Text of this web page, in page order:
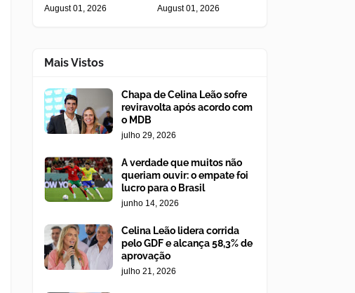
August 01, 2026 August 01, 2026
Mais Vistos
Chapa de Celina Leão sofre
reviravolta após acordo com
o MDB
julho 29, 2026
A verdade que muitos não
queriam ouvir: o empate foi
lucro para o Brasil
junho 14, 2026
Celina Leão lidera corrida
pelo GDF e alcança 58,3% de
aprovação
julho 21, 2026